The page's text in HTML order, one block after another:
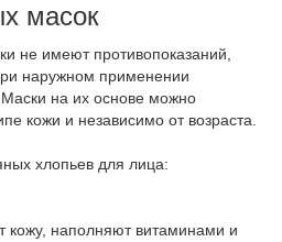
масок
не имеют противопоказаний,
наружном применении
Маски на их основе можно
кожи и независимо от возраста.
хлопьев для лица:
кожу, наполняют витаминами и